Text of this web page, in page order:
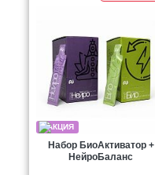
Набор БиоАктиватор +
НейроБаланс